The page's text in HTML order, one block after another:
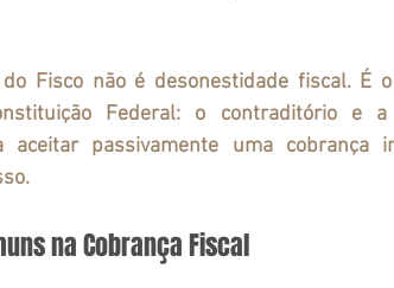
Fisco não é desonestidade fiscal. É
Federal: o contraditório e
aceitar passivamente uma cobrança
na Cobrança Fiscal